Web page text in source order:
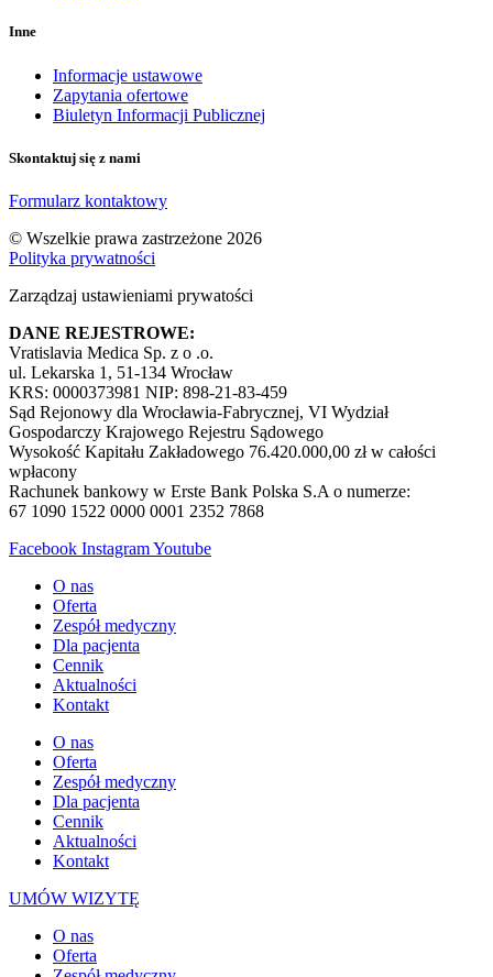
Inne
Informacje ustawowe
Zapytania ofertowe
Biuletyn Informacji Publicznej
Skontaktuj się z nami
Formularz kontaktowy
© Wszelkie prawa zastrzeżone 2026
Polityka prywatności
Zarządzaj ustawieniami prywatości
DANE REJESTROWE:
Vratislavia Medica Sp. z o .o.
ul. Lekarska 1, 51-134 Wrocław
KRS: 0000373981 NIP: 898-21-83-459
Sąd Rejonowy dla Wrocławia-Fabrycznej, VI Wydział
Gospodarczy Krajowego Rejestru Sądowego
Wysokość Kapitału Zakładowego 76.420.000,00 zł w całości
wpłacony
Rachunek bankowy w Erste Bank Polska S.A o numerze:
67 1090 1522 0000 0001 2352 7868
Facebook InstagramYoutube
O nas
Oferta
Zespół medyczny
Dla pacjenta
Cennik
Aktualności
Kontakt
O nas
Oferta
Zespół medyczny
Dla pacjenta
Cennik
Aktualności
Kontakt
UMÓW WIZYTĘ
O nas
Oferta